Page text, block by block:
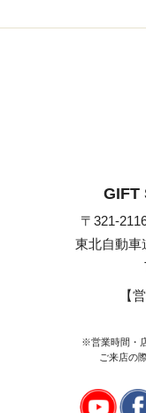
GIFT
〒321-
東北自動車
【
※営業時間・
ご来店の